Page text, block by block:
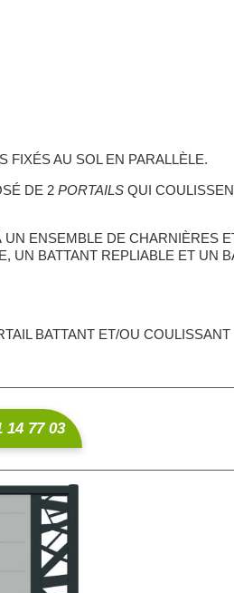
FIXÉS AU SOL EN PARALLÈLE.
DE 2 PORTAILS QUI
ENSEMBLE DE CHARNIÈRES
UN BATTANT REPLIABLE ET UN
BATTANT ET/OU
14 77 03